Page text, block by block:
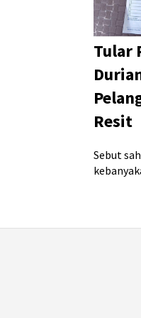
Tular
Resit
Sebut